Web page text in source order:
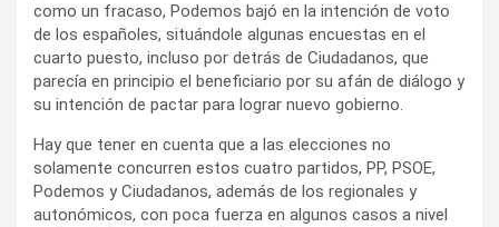
como un fracaso, Podemos bajó en la intención de voto
de los españoles, situándole algunas encuestas en el
cuarto puesto, incluso por detrás de Ciudadanos, que
parecía en principio el beneficiario por su afán de diálogo y
su intención de pactar para lograr nuevo gobierno.
Hay que tener en cuenta que a las elecciones no
solamente concurren estos cuatro partidos, PP, PSOE,
Podemos y Ciudadanos, además de los regionales y
autonómicos, con poca fuerza en algunos casos a nivel